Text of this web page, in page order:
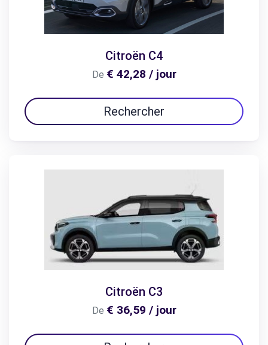
Citroën C4
De € 42,28 / jour
Rechercher
Citroën C3
De € 36,59 / jour